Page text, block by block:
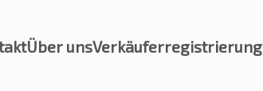
Über unsVerkäuferregistrierung